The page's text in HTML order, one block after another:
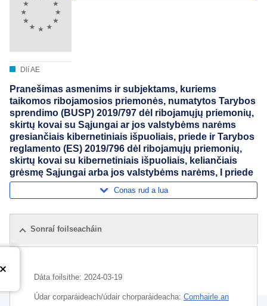
Dlí AE
Pranešimas asmenims ir subjektams, kuriems
taikomos ribojamosios priemonės, numatytos Tarybos
sprendimo (BUSP) 2019/797 dėl ribojamųjų priemonių,
skirtų kovai su Sąjungai ar jos valstybėms narėms
gresiančiais kibernetiniais išpuoliais, priede ir Tarybos
reglamento (ES) 2019/796 dėl ribojamųjų priemonių,
skirtų kovai su kibernetiniais išpuoliais, keliančiais
grėsmę Sąjungai arba jos valstybėms narėms, I priede
Conas rud a lua
Sonraí foilseacháin
Dáta foilsithe: 2024-03-19
Údar corparáideach/údair chorparáideacha: Comhairle an